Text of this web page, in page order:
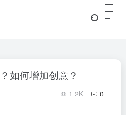
如何增加创意？
1.2K 0